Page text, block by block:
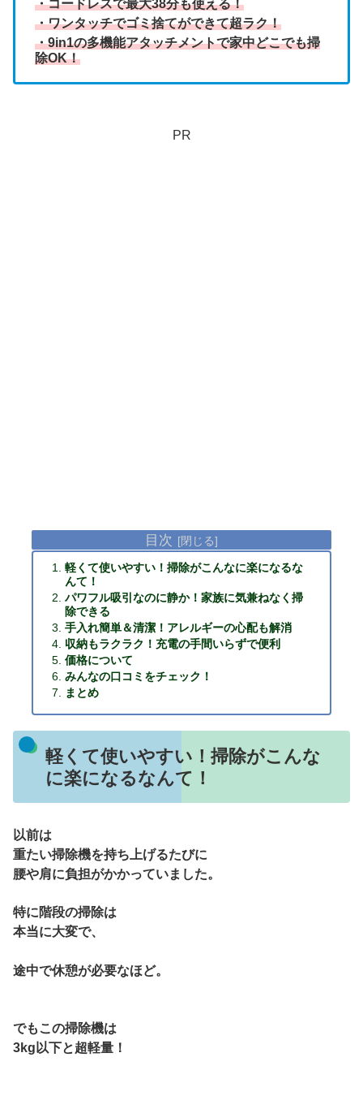
・コードレスで最大38分も使える！
・ワンタッチでゴミ捨てができて超ラク！
・9in1の多機能アタッチメントで家中どこでも掃
除OK！
PR
目次
軽くて使いやすい！掃除がこんなに楽になるな
んて！
パワフル吸引なのに静か！家族に気兼ねなく掃
除できる
手入れ簡単＆清潔！アレルギーの心配も解消
収納もラクラク！充電の手間いらずで便利
価格について
みんなの口コミをチェック！
まとめ
軽くて使いやすい！掃除がこんな
に楽になるなんて！
以前は
重たい掃除機を持ち上げるたびに
腰や肩に負担がかかっていました。
特に階段の掃除は
本当に大変で、
途中で休憩が必要なほど。
でもこの掃除機は
3kg以下と超軽量！